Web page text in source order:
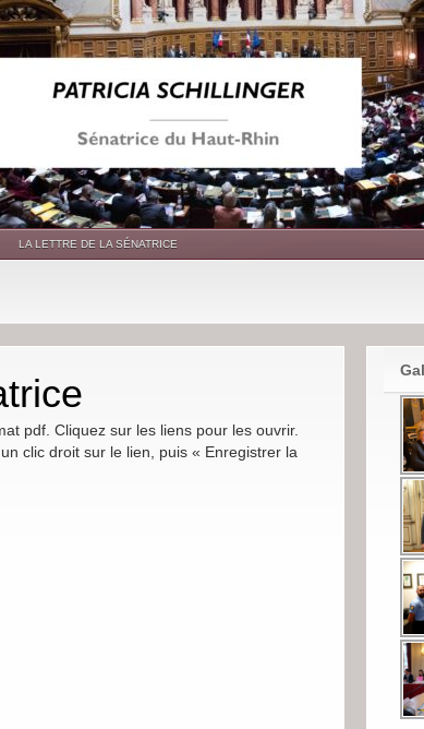
LA LETTRE DE LA SÉNATRICE
pdf. Cliquez sur les liens pour les ouvrir.
clic droit sur le lien, puis « Enregistrer la